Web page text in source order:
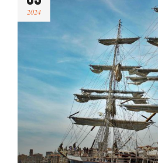
2024